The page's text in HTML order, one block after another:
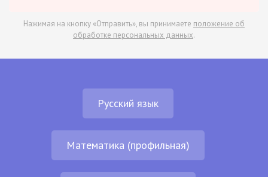
Нажимая на кнопку «Отправить», вы принимаете положение об
обработке персональных данных.
Русский язык
Математика (профильная)